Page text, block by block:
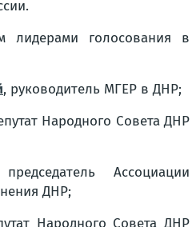
лидерами голосования в
, руководитель МГЕР в ДНР;
Народного Совета ДНР
Ассоциации
ДНР;
Народного Совета ДНР